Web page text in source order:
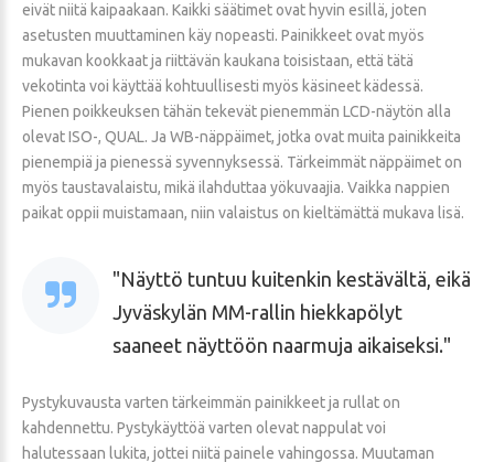
eivät niitä kaipaakaan. Kaikki säätimet ovat hyvin esillä, joten
asetusten muuttaminen käy nopeasti. Painikkeet ovat myös
mukavan kookkaat ja riittävän kaukana toisistaan, että tätä
vekotinta voi käyttää kohtuullisesti myös käsineet kädessä.
Pienen poikkeuksen tähän tekevät pienemmän LCD-näytön alla
olevat ISO-, QUAL. Ja WB-näppäimet, jotka ovat muita painikkeita
pienempiä ja pienessä syvennyksessä. Tärkeimmät näppäimet on
myös taustavalaistu, mikä ilahduttaa yökuvaajia. Vaikka nappien
paikat oppii muistamaan, niin valaistus on kieltämättä mukava lisä.
Näyttö tuntuu kuitenkin kestävältä, eikä
Jyväskylän MM-rallin hiekkapölyt
saaneet näyttöön naarmuja aikaiseksi.
Pystykuvausta varten tärkeimmän painikkeet ja rullat on
kahdennettu. Pystykäyttöä varten olevat nappulat voi
halutessaan lukita, jottei niitä painele vahingossa. Muutaman